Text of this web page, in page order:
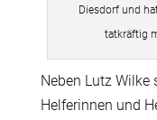
Diesdorf und
tatkräftig
Neben Lutz Wilke
Helferinnen und